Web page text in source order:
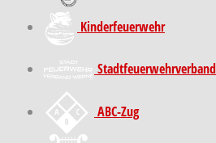
Kinder­feuer­wehr
Stadt­feuer­wehr­verband
ABC-Zug